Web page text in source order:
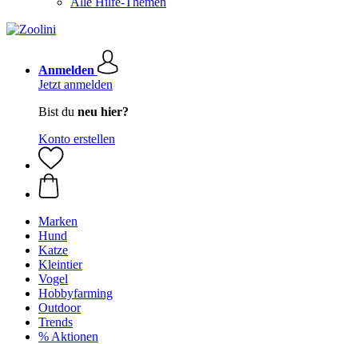
Anmelden
Jetzt anmelden
Bist du neu hier?
Konto erstellen
Marken
Hund
Katze
Kleintier
Vogel
Hobbyfarming
Outdoor
Trends
% Aktionen